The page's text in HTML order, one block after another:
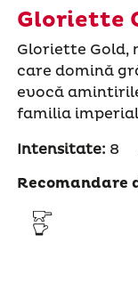
Gloriette
Gloriette Gold,
care domină
evocă
familia
Intensitate: 8
Recomandare